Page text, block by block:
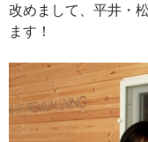
改めまして、平井・
ます！